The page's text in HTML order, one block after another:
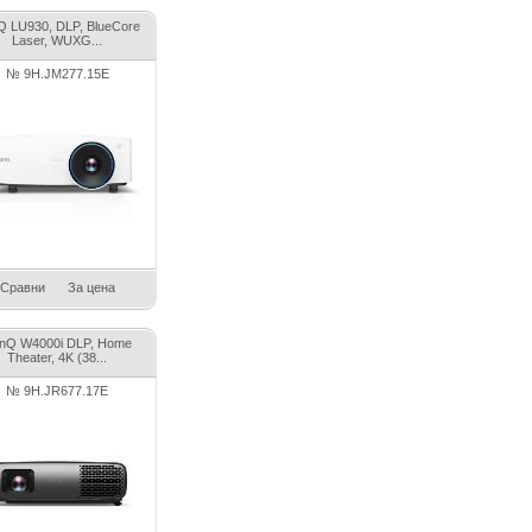
LU930, DLP, BlueCore
Laser, WUXG...
№ 9H.JM277.15E
Сравни За цена
W4000i DLP, Home
Theater, 4K (38...
№ 9H.JR677.17E